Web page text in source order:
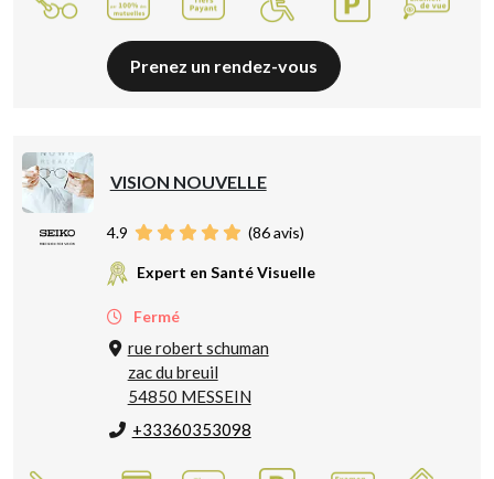
Prenez un rendez-vous
VISION NOUVELLE
4.9 (86avis)
Expert en Santé Visuelle
Fermé
rue robert schuman
zac du breuil
54850 MESSEIN
+33360353098